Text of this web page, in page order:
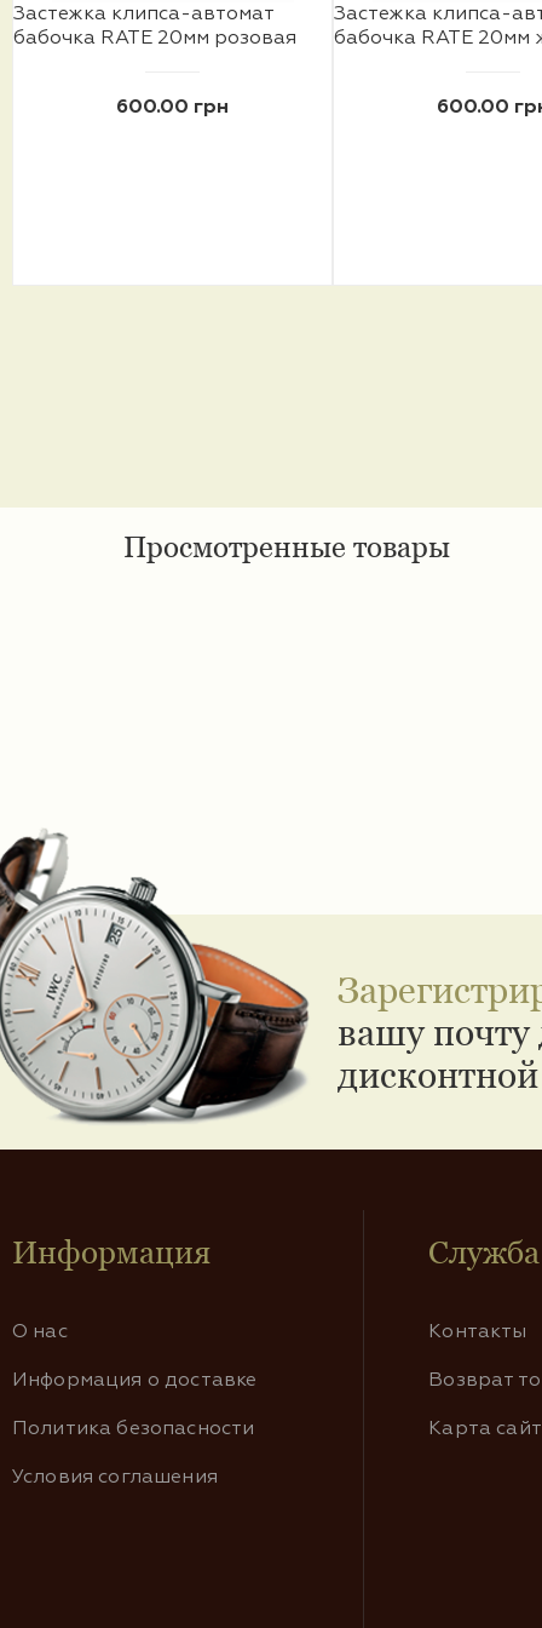
Застежка клипса-автомат
бабочка RATE 20мм розовая
600.00 грн
Застежка клипса-
бабочка RATE 20мм
600.00
Просмотренные товары
вашу почту
Информация
О нас
Информация о доставке
Политика безопасности
Условия соглашения
Контакты
Возврат
Карта